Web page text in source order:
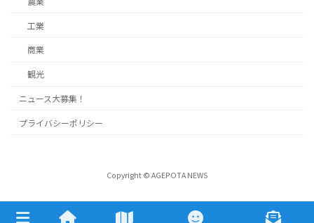
工業
商業
観光
ニュース大募集！
プライバシーポリシー
Copyright © AGEPOTA NEWS